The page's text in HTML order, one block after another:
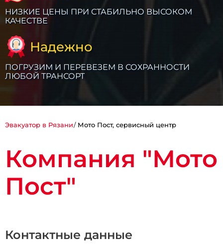
НИЗКИЕ ЦЕНЫ ПРИ СТАБИЛЬНО ВЫСОКОМ
КАЧЕСТВЕ
Надежно
ПОГРУЗИМ И ПЕРЕВЕЗЕМ В СОХРАННОСТИ
ЛЮБОЙ ТРАНСОРТ
Эвакуатор в Рязани Мото Пост, сервисный центр
Компания "Мото
Пост"
Контактные данные